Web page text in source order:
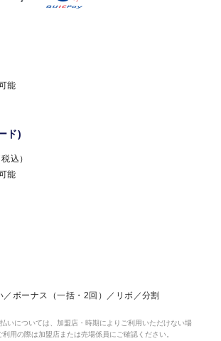
能
ド)
込）
能
／ボーナス（一括・2回）／リボ／分割
いについては、加盟店・時期によりご利用いただけない場
用の際は加盟店または売場係員にご確認ください。